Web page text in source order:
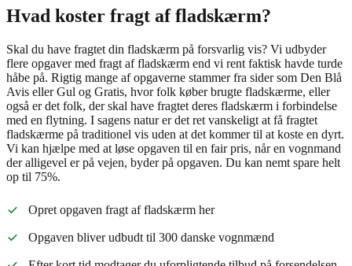
Hvad koster fragt af fladskærm?
Skal du have fragtet din fladskærm på forsvarlig vis? Vi udbyder
flere opgaver med fragt af fladskærm end vi rent faktisk havde turde
håbe på. Rigtig mange af opgaverne stammer fra sider som Den Blå
Avis eller Gul og Gratis, hvor folk køber brugte fladskærme, eller
også er det folk, der skal have fragtet deres fladskærm i forbindelse
med en flytning. I sagens natur er det ret vanskeligt at få fragtet
fladskærme på traditionel vis uden at det kommer til at koste en dyrt.
Vi kan hjælpe med at løse opgaven til en fair pris, når en vognmand
der alligevel er på vejen, byder på opgaven. Du kan nemt spare helt
op til 75%.
Opret opgaven fragt af fladskærm her
Opgaven bliver udbudt til 300 danske vognmænd